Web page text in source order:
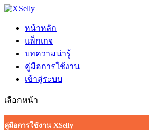
หน้าหลัก
แพ็กเกจ
บทความน่ารู้
คู่มือการใช้งาน
เข้าสู่ระบบ
เลือกหน้า
คู่มือการใช้งาน XSelly